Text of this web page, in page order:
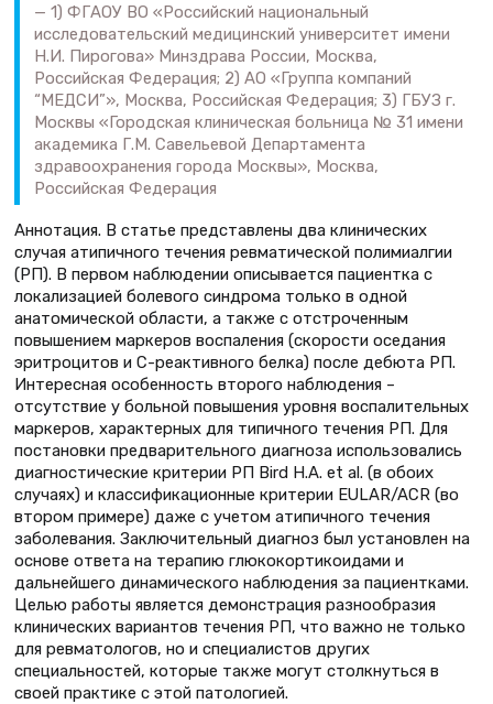
1) ФГАОУ ВО «Российский национальный
исследовательский медицинский университет имени
Н.И. Пирогова» Минздрава России, Москва,
Российская Федерация; 2) АО «Группа компаний
“МЕДСИ”», Москва, Российская Федерация; 3) ГБУЗ г.
Москвы «Городская клиническая больница № 31 имени
академика Г.М. Савельевой Департамента
здравоохранения города Москвы», Москва,
Российская Федерация
Аннотация. В статье представлены два клинических
случая атипичного течения ревматической полимиалгии
(РП). В первом наблюдении описывается пациентка с
локализацией болевого синдрома только в одной
анатомической области, а также с отстроченным
повышением маркеров воспаления (скорости оседания
эритроцитов и С-реактивного белка) после дебюта РП.
Интересная особенность второго наблюдения –
отсутствие у больной повышения уровня воспалительных
маркеров, характерных для типичного течения РП. Для
постановки предварительного диагноза использовались
диагностические критерии РП Bird H.A. et al. (в обоих
случаях) и классификационные критерии EULAR/ACR (во
втором примере) даже с учетом атипичного течения
заболевания. Заключительный диагноз был установлен на
основе ответа на терапию глюкокортикоидами и
дальнейшего динамического наблюдения за пациентками.
Целью работы является демонстрация разнообразия
клинических вариантов течения РП, что важно не только
для ревматологов, но и специалистов других
специальностей, которые также могут столкнуться в
своей практике с этой патологией.